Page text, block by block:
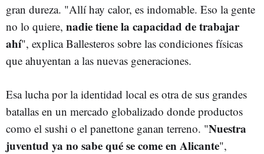
gran dureza. "Allí hay calor, es indomable. Eso la gente
no lo quiere, nadie tiene la capacidad de trabajar
ahí", explica Ballesteros sobre las condiciones físicas
que ahuyentan a las nuevas generaciones.
Esa lucha por la identidad local es otra de sus grandes
batallas en un mercado globalizado donde productos
como el sushi o el panettone ganan terreno. "Nuestra
juventud ya no sabe qué se come en Alicante",